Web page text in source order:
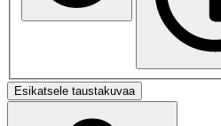
Esikatsele taustakuvaa